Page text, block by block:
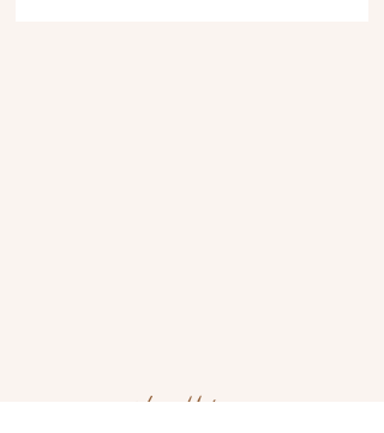
@bwellskinco